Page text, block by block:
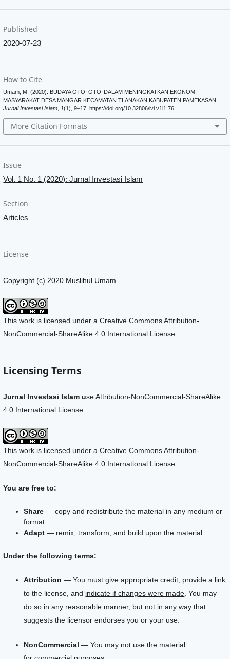
Published
2020-07-23
How to Cite
Umam, M. (2020). BUDAYA OTO’-OTO’ DALAM MENINGKATKAN EKONOMI
MASYARAKAT DESA MANGAR KECAMATAN TLANAKAN KABUPATEN PAMEKASAN.
Jurnal Investasi Islam 1(1), 9–17. https://doi.org/10.32806/ivi.v1i1.76
More Citation Formats
Issue
Vol. 1 No. 1 (2020): Jurnal Investasi Islam
Section
Articles
License
Copyright (c) 2020 Muslihul Umam
This work is licensed under aCreative Commons Attribution-
NonCommercial-ShareAlike 4.0 International License
Licensing Terms
Jurnal Investasi Islam use Attribution-NonCommercial-ShareAlike
4.0 International License
This work is licensed under aCreative Commons Attribution-
NonCommercial-ShareAlike 4.0 International License
You are free to:
Share — copy and redistribute the material in any medium or
format
Adapt — remix, transform, and build upon the material
Under the following terms:
Attribution — You must giveappropriate credit, provide a link
to the license, and indicate if changes were made. You may
do so in any reasonable manner, but not in any way that
suggests the licensor endorses you or your use.
NonCommercial — You may not use the material